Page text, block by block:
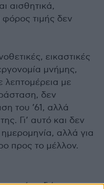
αισθητικά,
φόρος τιμής δεν
εικαστικές
μνήμης,
λεπτομέρεια με
δεν
του ’61, αλλά
Γι’ αυτό και δεν
αλλά για
προς το μέλλον.
αυτό το δώρο της